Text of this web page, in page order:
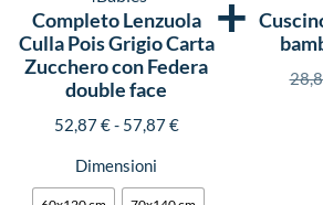
Completo Lenzuola
Culla Pois Grigio Carta
Zucchero con Federa
double face
52,87€- 57,87€
Dimensioni
+